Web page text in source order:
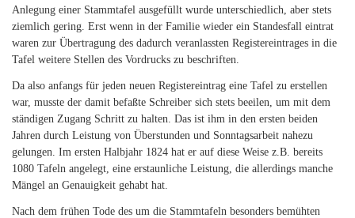
Anlegung einer Stammtafel ausgefüllt wurde unterschiedlich, aber stets
ziemlich gering. Erst wenn in der Familie wieder ein Standesfall eintrat
waren zur Übertragung des dadurch veranlassten Registereintrages in die
Tafel weitere Stellen des Vordrucks zu beschriften.
Da also anfangs für jeden neuen Registereintrag eine Tafel zu erstellen
war, musste der damit befaßte Schreiber sich stets beeilen, um mit dem
ständigen Zugang Schritt zu halten. Das ist ihm in den ersten beiden
Jahren durch Leistung von Überstunden und Sonntagsarbeit nahezu
gelungen. Im ersten Halbjahr 1824 hat er auf diese Weise z.B. bereits
1080 Tafeln angelegt, eine erstaunliche Leistung, die allerdings manche
Mängel an Genauigkeit gehabt hat.
Nach dem frühen Tode des um die Stammtafeln besonders bemühten